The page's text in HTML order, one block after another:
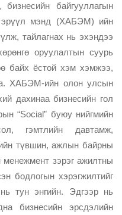
байгууллагын
эрүүл мэнд (ХАБЭМ) ийн
тайлагнах нь эхэндээ
оруулалтын суурь
байх ёстой хэм хэмжээ,
ХАБЭМ-ийн олон улсын
дахинаа бизнесийн гол
“Social” буюу нийгмийн
гэмтлийн давтамж,
түвшин, ажлын байрны
зэрэг ажилтны
бодлогын хэрэгжилтийг
тун энгийн. Эдгээр нь
бизнесийн эрсдэлийн